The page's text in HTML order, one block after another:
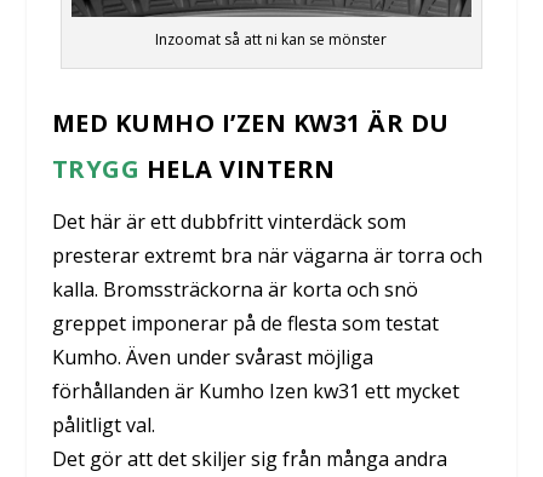
Inzoomat så att ni kan se mönster
MED KUMHO I’ZEN KW31 ÄR DU
TRYGG HELA VINTERN
Det här är ett dubbfritt vinterdäck som
presterar extremt bra när vägarna är torra och
kalla. Bromssträckorna är korta och snö
greppet imponerar på de flesta som testat
Kumho. Även under svårast möjliga
förhållanden är Kumho Izen kw31 ett mycket
pålitligt val.
Det gör att det skiljer sig från många andra